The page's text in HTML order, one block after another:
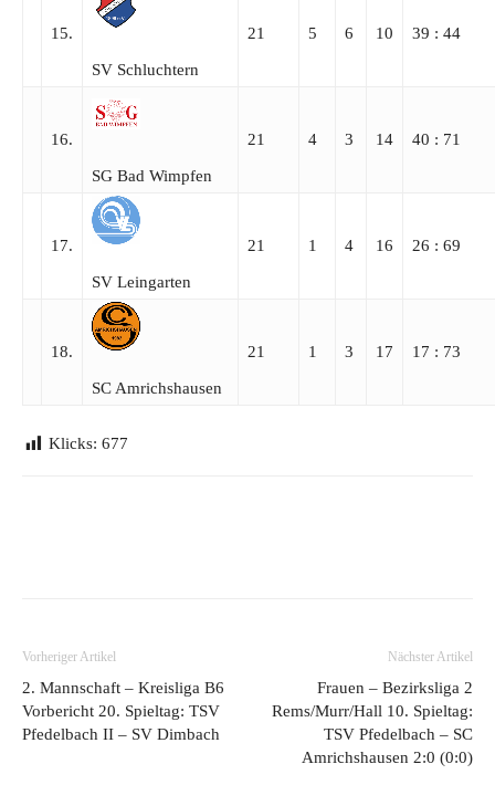
15.
SV Schluchtern
21 5 6 10 39 : 44
16.
SG Bad Wimpfen
21 4 3 14 40 : 71
17.
SV Leingarten
21 1 4 16 26 : 69
18.
SC Amrichshausen
21 1 3 17 17 : 73
Klicks: 677
Vorheriger Artikel
2. Mannschaft – Kreisliga B6
Vorbericht 20. Spieltag: TSV
Pfedelbach II – SV Dimbach
Nächster Artikel
Frauen – Bezirksliga 2
Rems/Murr/Hall 10. Spieltag:
TSV Pfedelbach – SC
Amrichshausen 2:0 (0:0)